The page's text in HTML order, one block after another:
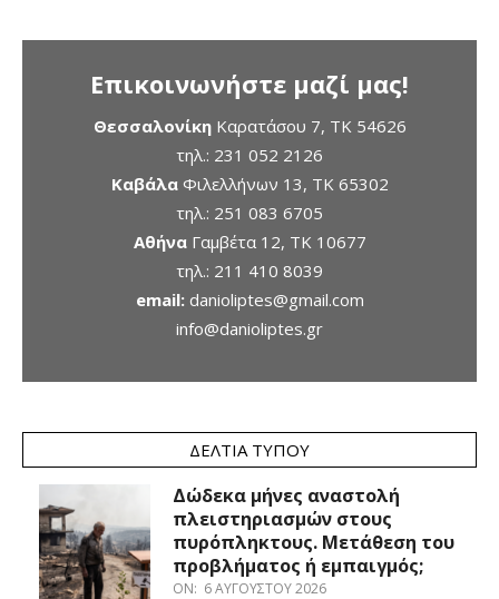
Επικοινωνήστε μαζί μας!
ΘεσσαλονίκηΚαρατάσου 7, TK 54626
τηλ.: 231 052 2126
ΚαβάλαΦιλελλήνων 13, ΤΚ 65302
τηλ.: 251 083 6705
ΑθήναΓαμβέτα 12, ΤΚ 10677
τηλ.: 211 410 8039
email: danioliptes@gmail.com
info@danioliptes.gr
ΔΕΛΤΊΑ ΤΎΠΟΥ
Δώδεκα μήνες αναστολή
πλειστηριασμών στους
πυρόπληκτους. Μετάθεση του
προβλήματος ή εμπαιγμός;
ON: 6 ΑΥΓΟΎΣΤΟΥ 2026